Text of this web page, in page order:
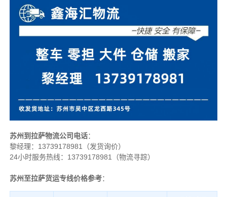
苏州到拉萨物流公司电话：
黎经理： 13739178981（发货询价）
24小时服务热线：13739178981（物流寻踪）
苏州至拉萨货运专线价格参考：